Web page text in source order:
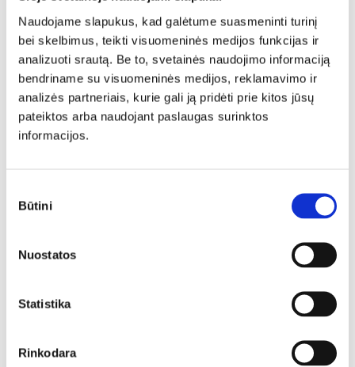
Naudojame slapukus, kad galėtume suasmeninti turinį
bei skelbimus, teikti visuomeninės medijos funkcijas ir
analizuoti srautą. Be to, svetainės naudojimo informaciją
bendriname su visuomeninės medijos, reklamavimo ir
analizės partneriais, kurie gali ją pridėti prie kitos jūsų
pateiktos arba naudojant paslaugas surinktos
informacijos.
pasirinkimas
Būtini
Nuostatos
Statistika
Rinkodara
Daugiafunkcis jauninamasis serumas ampulėse